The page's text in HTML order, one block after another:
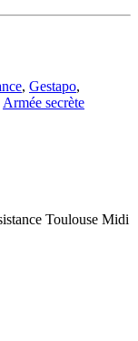
, Gestapo,
Armée secrète